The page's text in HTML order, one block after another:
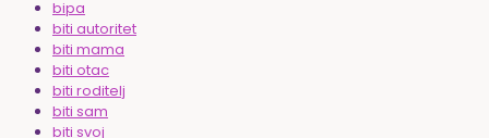
bipa
biti autoritet
biti mama
biti otac
biti roditelj
biti sam
biti svoj